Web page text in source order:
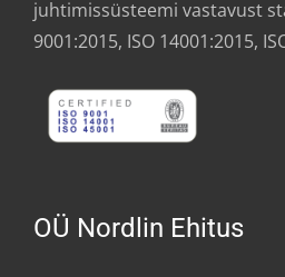
juhtimissüsteemi vastavust
9001:2015, ISO 14001:2015,
OÜ Nordlin Ehitus